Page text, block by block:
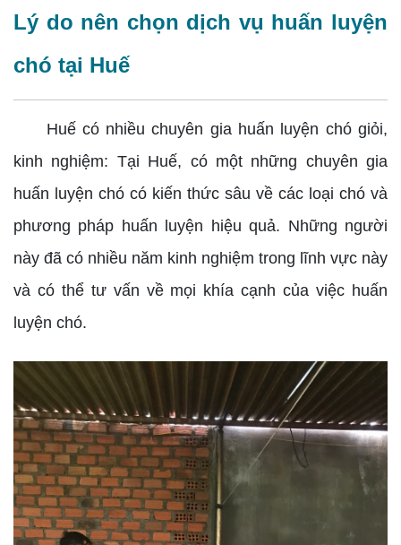
Lý do nên chọn dịch vụ huấn luyện
chó tại Huế
Huế có nhiều chuyên gia huấn luyện chó giỏi,
kinh nghiệm: Tại Huế, có một những chuyên gia
huấn luyện chó có kiến thức sâu về các loại chó và
phương pháp huấn luyện hiệu quả. Những người
này đã có nhiều năm kinh nghiệm trong lĩnh vực này
và có thể tư vấn về mọi khía cạnh của việc huấn
luyện chó.